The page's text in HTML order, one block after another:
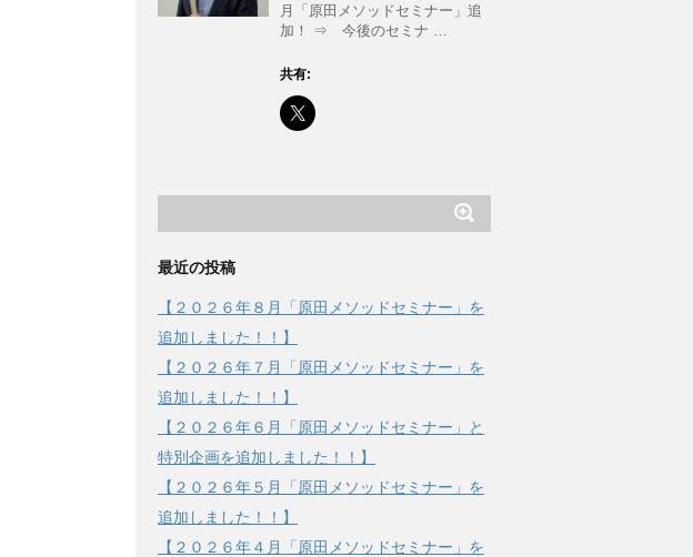
月「原田メソッドセミナー」追
加！ ⇒ 今後のセミナ …
共有:
最近の投稿
【２０２６年８月「原田メソッドセミナー」を
追加しました！！】
【２０２６年７月「原田メソッドセミナー」を
追加しました！！】
【２０２６年６月「原田メソッドセミナー」と
特別企画を追加しました！！】
【２０２６年５月「原田メソッドセミナー」を
追加しました！！】
【２０２６年４月「原田メソッドセミナー」を